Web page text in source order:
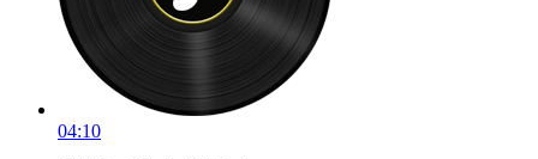
04:10